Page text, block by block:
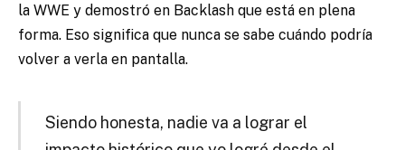
la WWE y demostró en Backlash que está en plena
forma. Eso significa que nunca se sabe cuándo podría
volver a verla en pantalla.
Siendo honesta, nadie va a lograr el